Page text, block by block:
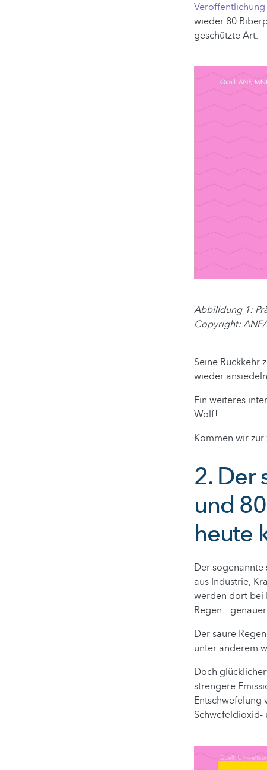
wieder 80
geschützte Art.
Abbilldung 1:
Copyright:
Seine Rückkehr
wieder
Ein weiteres
Wolf!
Kommen wir
2. Der
und
heute
Der
aus Industrie,
werden dort bei
Regen –
Der saure
unter anderem
Doch
strengere
Entschwefelung
Schwefeldioxid-